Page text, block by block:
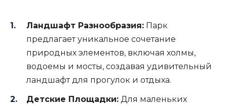
Ландшафт Разнообразия: Парк
предлагает уникальное сочетание
природных элементов, включая холмы,
водоемы и мосты, создавая удивительный
ландшафт для прогулок и отдыха.
Детские Площадки: Для маленьких